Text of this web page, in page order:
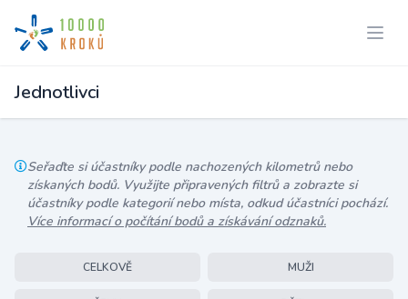
Jednotlivci
Seřaďte si účastníky podle nachozených kilometrů nebo
získaných bodů. Využijte připravených filtrů a zobrazte si
účastníky podle kategorií nebo místa, odkud účastníci pochází.
Více informací o počítání bodů a získávání odznaků.
CELKOVĚ MUŽI